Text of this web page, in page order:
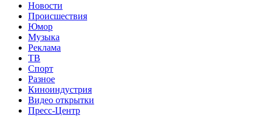
Новости
Происшествия
Юмор
Музыка
Реклама
ТВ
Спорт
Разное
Киноиндустрия
Видео открытки
Пресс-Центр